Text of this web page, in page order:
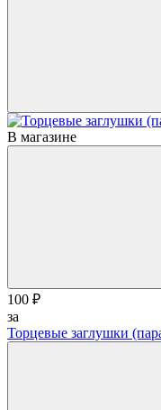
В магазине
100 ₽
за
Торцевые заглушки